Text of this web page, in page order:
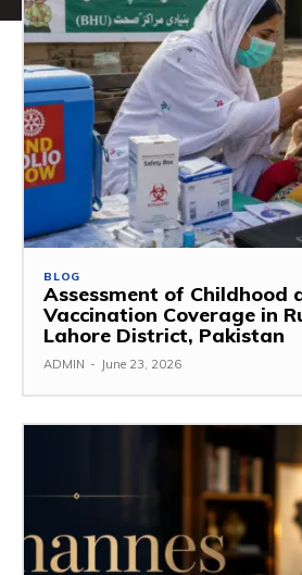
BLOG
Assessment of Childhood
Vaccination Coverage in
Lahore District, Pakistan
ADMIN - June 23, 2026